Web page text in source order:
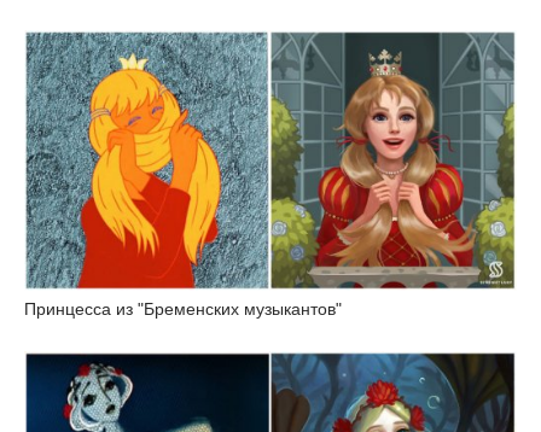
Принцесса из "Бременских музыкантов"